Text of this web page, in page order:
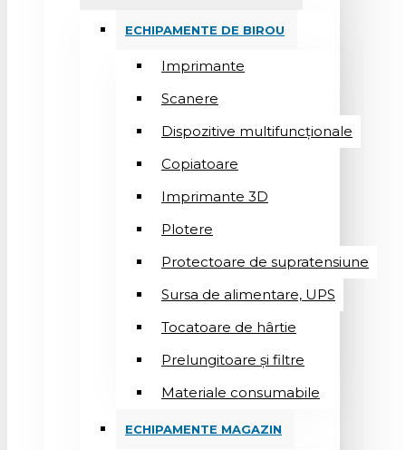
ECHIPAMENTE DE BIROU
Imprimante
Scanere
Dispozitive multifuncționale
Copiatoare
Imprimante 3D
Plotere
Protectoare de supratensiune
Sursa de alimentare, UPS
Tocatoare de hârtie
Prelungitoare și filtre
Materiale consumabile
ECHIPAMENTE MAGAZIN